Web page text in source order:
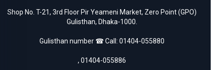
Shop No. T-21, 3rd Floor Pir Yeameni Market, Zero Point (GPO)
Gulisthan, Dhaka-1000.
Gulisthan number ☎ Call: 01404-055880
, 01404-055886